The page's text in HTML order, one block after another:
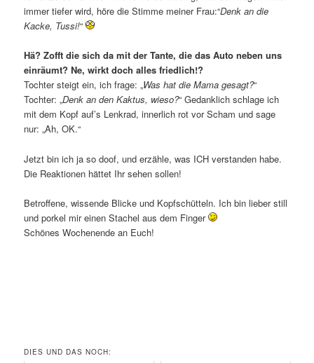
immer tiefer wird, höre die Stimme meiner Frau:“Denk an die
Kacke, Tussi!“
Hä? Zofft die sich da mit der Tante, die das Auto neben uns
einräumt? Ne, wirkt doch alles friedlich!?
Tochter steigt ein, ich frage: „Was hat die Mama gesagt?“
Tochter: „Denk an den Kaktus, wieso?“ Gedanklich schlage ich
mit dem Kopf auf’s Lenkrad, innerlich rot vor Scham und sage
nur: „Ah, OK.“
Jetzt bin ich ja so doof, und erzähle, was ICH verstanden habe.
Die Reaktionen hättet Ihr sehen sollen!
Betroffene, wissende Blicke und Kopfschütteln. Ich bin lieber still
und porkel mir einen Stachel aus dem Finger
Schönes Wochenende an Euch!
DIES UND DAS NOCH: